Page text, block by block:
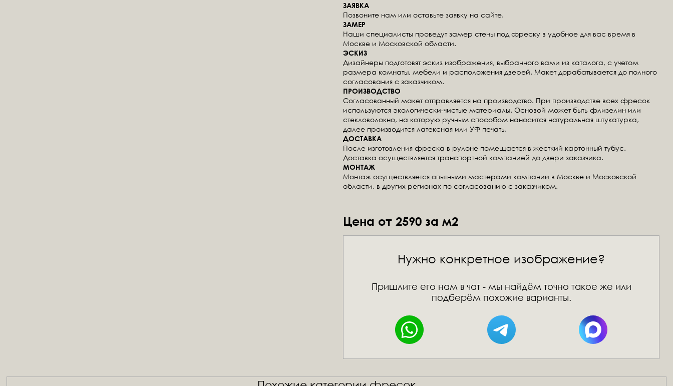
ЗАЯВКА
Позвоните нам или оставьте заявку на сайте.
ЗАМЕР
Наши специалисты проведут замер стены под фреску в удобное для вас время в
Москве и Московской области.
ЭСКИЗ
Дизайнеры подготовят эскиз изображения, выбранного вами из каталога, с учетом
размера комнаты, мебели и расположения дверей. Макет дорабатывается до полного
согласования с заказчиком.
ПРОИЗВОДСТВО
Согласованный макет отправляется на производство. При производстве всех фресок
используются экологически-чистые материалы. Основой может быть флизелин или
стекловолокно, на которую ручным способом наносится натуральная штукатурка,
далее производится латексная или УФ печать.
ДОСТАВКА
После изготовления фреска в рулоне помещается в жесткий картонный тубус.
Доставка осуществляется транспортной компанией до двери заказчика.
МОНТАЖ
Монтаж осуществляется опытными мастерами компании в Москве и Московской
области, в других регионах по согласованию с заказчиком.
Цена от 2590 за м2
Нужно конкретное изображение?
Пришлите его нам в чат - мы найдём точно такое же или
подберём похожие варианты.